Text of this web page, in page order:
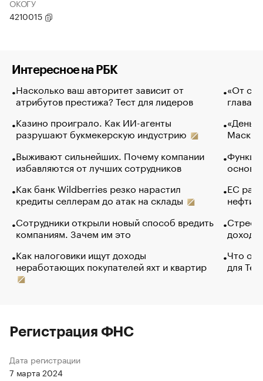
ОКОГУ
4210015
Интересное на РБК
Насколько ваш авторитет зависит от
атрибутов престижа? Тест для лидеров
Казино проиграло. Как ИИ-агенты
разрушают букмекерскую индустрию
Выживают сильнейших. Почему компании
избавляются от лучших сотрудников
Как банк Wildberries резко нарастил
кредиты селлерам до атак на склады
Сотрудники открыли новый способ вредить
компаниям. Зачем им это
Как налоговики ищут доходы
неработающих покупателей яхт и квартир
«От
глава
Маск в
основ
ЕС
нефти
Что
для
Регистрация ФНС
Дата регистрации
7 марта 2024